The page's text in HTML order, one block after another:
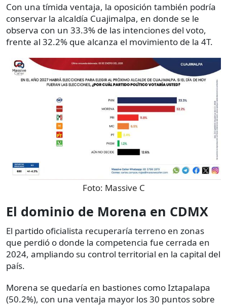
Con una tímida ventaja, la oposición también podría
conservar la alcaldía Cuajimalpa, en donde se le
observa con un 33.3% de las intenciones del voto,
frente al 32.2% que alcanza el movimiento de la 4T.
Foto: Massive C
El dominio de Morena en CDMX
El partido oficialista recuperaría terreno en zonas
que perdió o donde la competencia fue cerrada en
2024, ampliando su control territorial en la capital del
país.
Morena se quedaría en bastiones como Iztapalapa
(50.2%), con una ventaja mayor los 30 puntos sobre